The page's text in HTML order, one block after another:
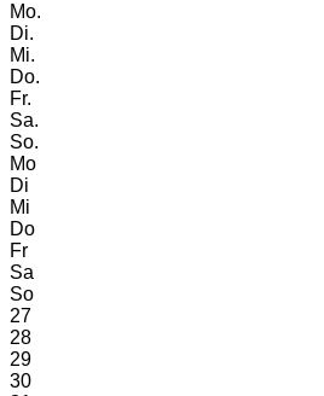
Mo.
Di.
Mi.
Do.
Fr.
Sa.
So.
Mo
Di
Mi
Do
Fr
Sa
So
27
28
29
30